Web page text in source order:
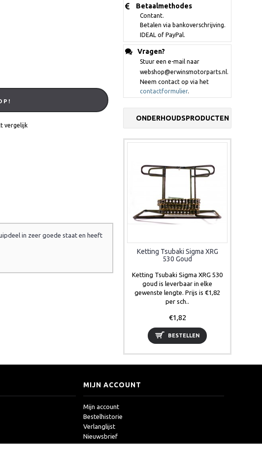
Betaalmethodes
Contant.
Betalen via bankoverschrijving.
IDEAL of PayPal.
Vragen?
Stuur een e-mail naar
webshop@erwinsmotorparts.nl.
Neem contact op via het
contactformulier.
ONDERHOUDSPRODUCTEN
Ketting Tsubaki Sigma XRG
530 Goud
Ketting Tsubaki Sigma XRG 530
goud is leverbaar in elke
gewenste lengte. Prijs is €1,82
per sch..
€1,82
BESTELLEN
vergelijk
in zeer goede staat en heeft
MIJN ACCOUNT
Mijn account
Bestelhistorie
Verlanglijst
Nieuwsbrief